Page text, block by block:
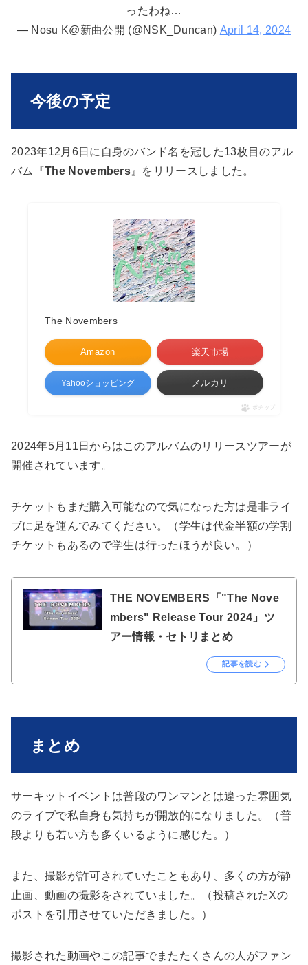
ったわね…
— Nosu K@新曲公開 (@NSK_Duncan) April 14, 2024
今後の予定
2023年12月6日に自身のバンド名を冠した13枚目のアル
バム『The Novembers 』をリリースしました。
The Novembers
Amazon 楽天市場
Yahooショッピング メルカリ
ポチップ
2024年5月11日からはこのアルバムのリリースツアーが
開催されています。
チケットもまだ購入可能なので気になった方は是非ライ
ブに足を運んでみてください。（学生は代金半額の学割
チケットもあるので学生は行ったほうが良い。）
THE NOVEMBERS「"The Nove
mbers" Release Tour 2024」ツ
アー情報・セトリまとめ
記事を読む
まとめ
サーキットイベントは普段のワンマンとは違った雰囲気
のライブで私自身も気持ちが開放的になりました。（普
段よりも若い方も多くいるように感じた。）
また、撮影が許可されていたこともあり、多くの方が静
止画、動画の撮影をされていました。（投稿されたXの
ポストを引用させていただきました。）
撮影された動画やこの記事でまたたくさんの人がファン